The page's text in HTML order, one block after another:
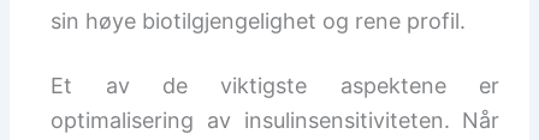
sin høye biotilgjengelighet og rene profil.
Et av de viktigste aspektene er
optimalisering av insulinsensitiviteten. Når